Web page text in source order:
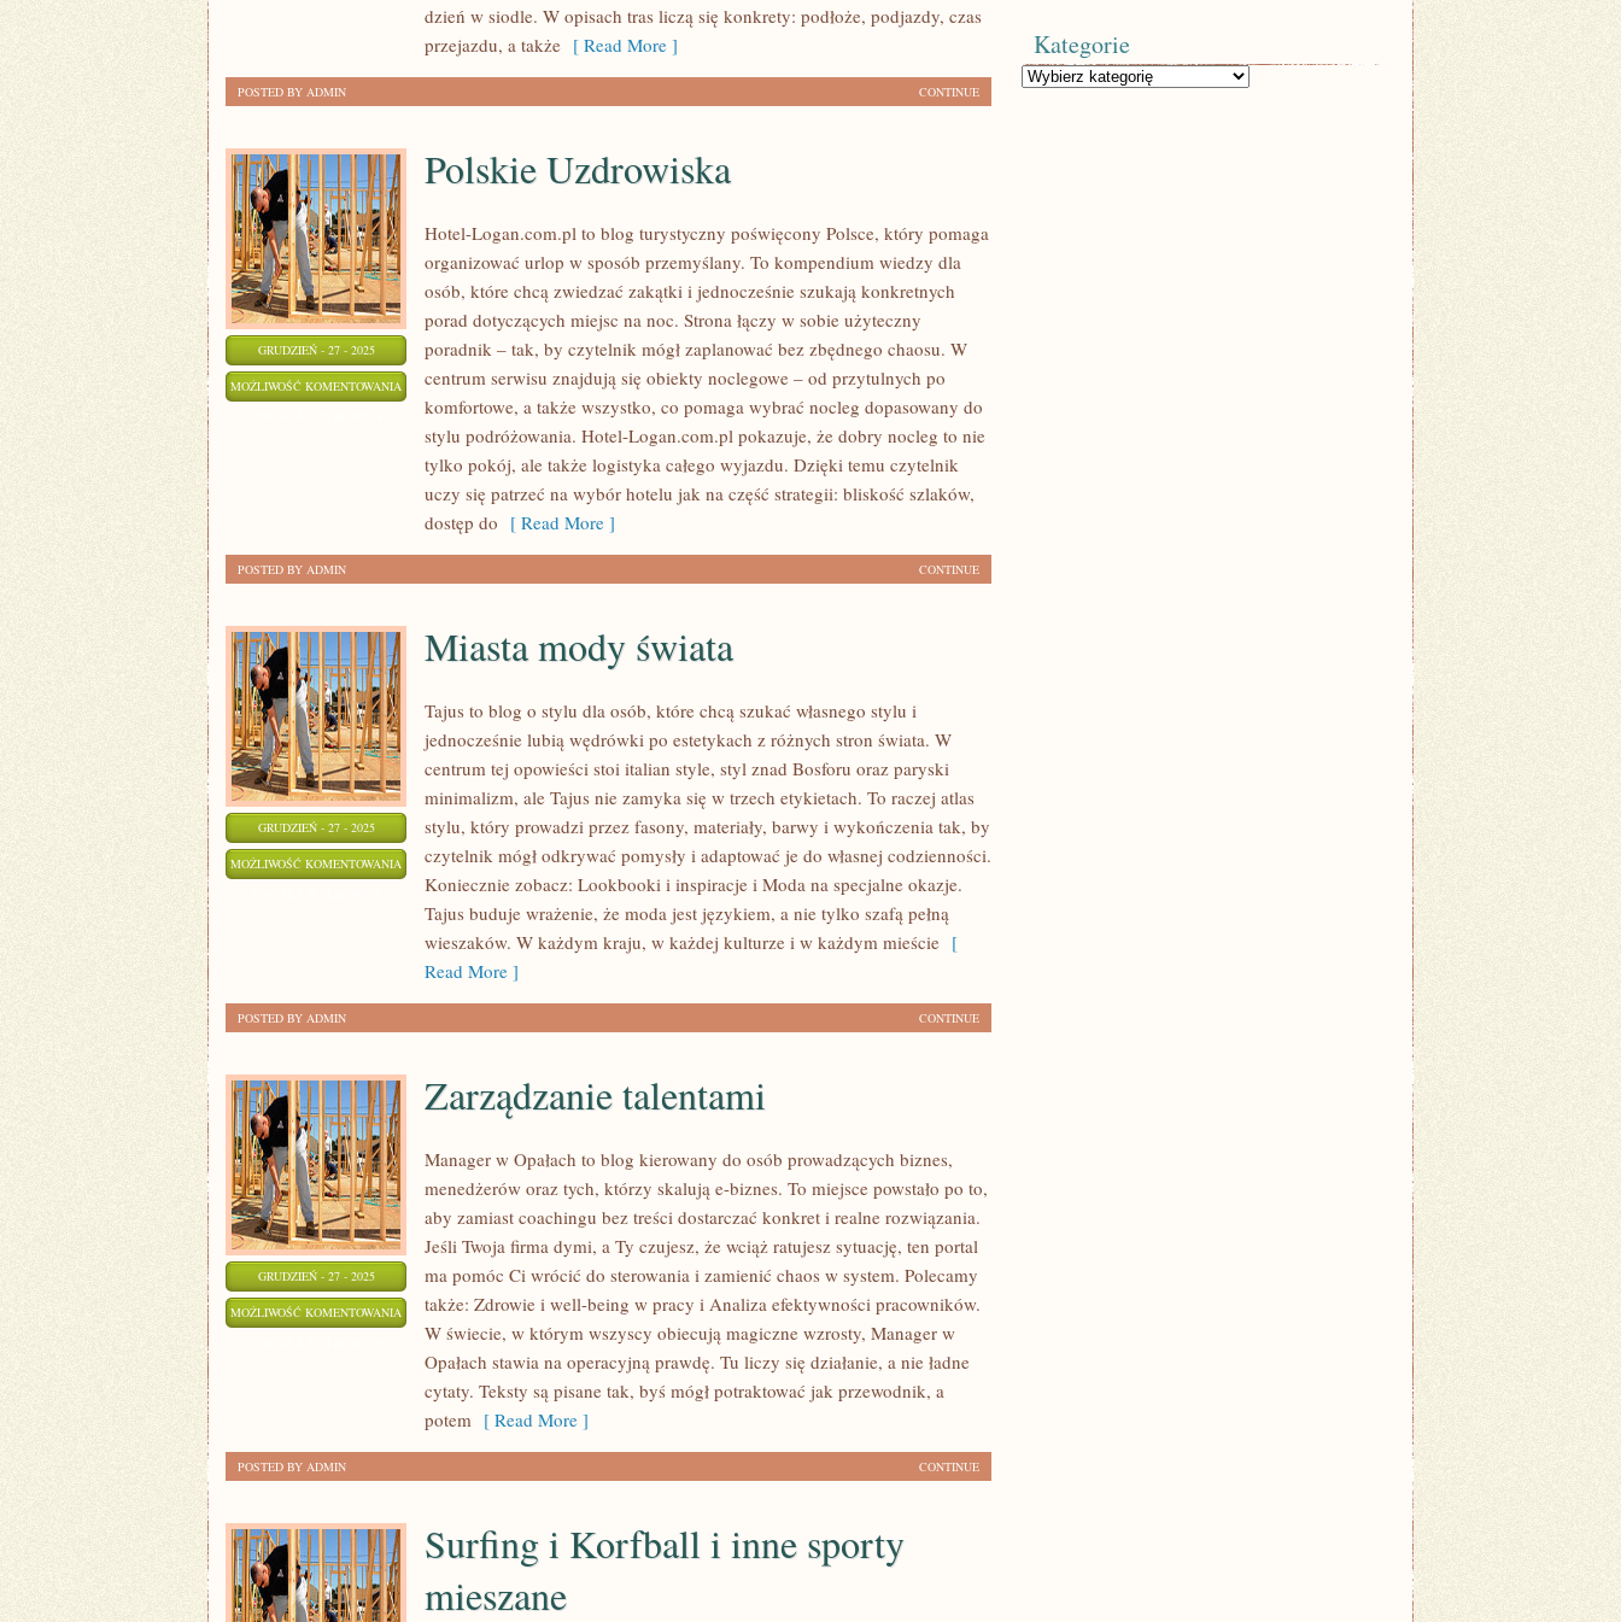
dzień w siodle. W opisach tras liczą się konkrety: podłoże, podjazdy, czas
przejazdu, a także [ Read More ]
CONTINUE
POSTED BY ADMIN
GRUDZIEŃ - 27 - 2025
MOŻLIWOŚĆ KOMENTOWANIA POLSKIE
UZDROWISKA
Polskie Uzdrowiska
Hotel-Logan.com.pl to blog turystyczny poświęcony Polsce, który pomaga
organizować urlop w sposób przemyślany. To kompendium wiedzy dla
osób, które chcą zwiedzać zakątki i jednocześnie szukają konkretnych
porad dotyczących miejsc na noc. Strona łączy w sobie użyteczny
poradnik – tak, by czytelnik mógł zaplanować bez zbędnego chaosu. W
centrum serwisu znajdują się obiekty noclegowe – od przytulnych po
komfortowe, a także wszystko, co pomaga wybrać nocleg dopasowany do
stylu podróżowania. Hotel-Logan.com.pl pokazuje, że dobry nocleg to nie
tylko pokój, ale także logistyka całego wyjazdu. Dzięki temu czytelnik
uczy się patrzeć na wybór hotelu jak na część strategii: bliskość szlaków,
dostęp do [ Read More ]
CONTINUE
POSTED BY ADMIN
GRUDZIEŃ - 27 - 2025
MOŻLIWOŚĆ KOMENTOWANIA MIASTA
MODY
ŚWIATA
Miasta mody świata
Tajus to blog o stylu dla osób, które chcą szukać własnego stylu i
jednocześnie lubią wędrówki po estetykach z różnych stron świata. W
centrum tej opowieści stoi italian style, styl znad Bosforu oraz paryski
minimalizm, ale Tajus nie zamyka się w trzech etykietach. To raczej atlas
stylu, który prowadzi przez fasony, materiały, barwy i wykończenia tak, by
czytelnik mógł odkrywać pomysły i adaptować je do własnej codzienności.
Koniecznie zobacz: Lookbooki i inspiracje i Moda na specjalne okazje.
Tajus buduje wrażenie, że moda jest językiem, a nie tylko szafą pełną
wieszaków. W każdym kraju, w każdej kulturze i w każdym mieście [
Read More ]
CONTINUE
POSTED BY ADMIN
GRUDZIEŃ - 27 - 2025
MOŻLIWOŚĆ KOMENTOWANIA ZARZĄDZANIE
TALENTAMI
Zarządzanie talentami
Manager w Opałach to blog kierowany do osób prowadzących biznes,
menedżerów oraz tych, którzy skalują e-biznes. To miejsce powstało po to,
aby zamiast coachingu bez treści dostarczać konkret i realne rozwiązania.
Jeśli Twoja firma dymi, a Ty czujesz, że wciąż ratujesz sytuację, ten portal
ma pomóc Ci wrócić do sterowania i zamienić chaos w system. Polecamy
także: Zdrowie i well-being w pracy i Analiza efektywności pracowników.
W świecie, w którym wszyscy obiecują magiczne wzrosty, Manager w
Opałach stawia na operacyjną prawdę. Tu liczy się działanie, a nie ładne
cytaty. Teksty są pisane tak, byś mógł potraktować jak przewodnik, a
potem [ Read More ]
CONTINUE
POSTED BY ADMIN
Surfing i Korfball i inne sporty
mieszane
Kategorie
Kategorie